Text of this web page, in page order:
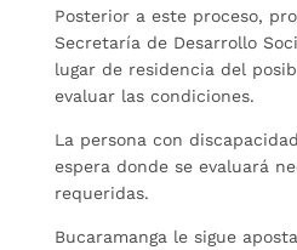
Posterior a este proceso,
Secretaría de Desarrollo
lugar de residencia del
evaluar las condiciones.
La persona con
espera donde se evaluará
requeridas.
Bucaramanga le sigue